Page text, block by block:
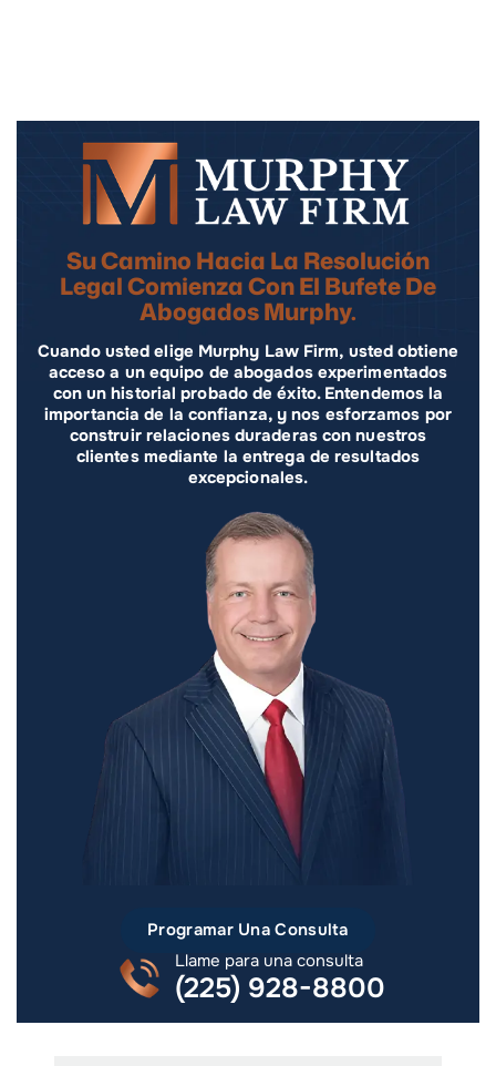
Su Camino Hacia La Resolución
Legal Comienza Con El Bufete De
Abogados Murphy.
Cuando usted elige Murphy Law Firm, usted obtiene
acceso a un equipo de abogados experimentados
con un historial probado de éxito. Entendemos la
importancia de la confianza, y nos esforzamos por
construir relaciones duraderas con nuestros
clientes mediante la entrega de resultados
excepcionales.
Programar Una Consulta
Llame para una consulta
(225) 928-8800